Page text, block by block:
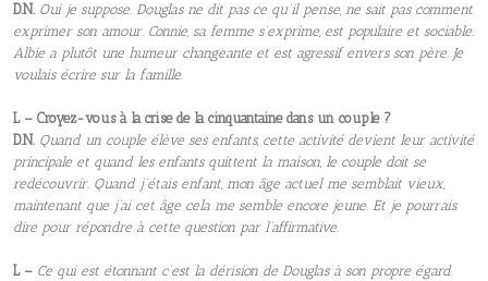
D.N. Oui je suppose. Douglas ne dit pas ce qu’il pense, ne sait pas comment
exprimer son amour. Connie, sa femme s’exprime, est populaire et sociable.
Albie a plutôt une humeur changeante et est agressif envers son père. Je
voulais écrire sur la famille.
L – Croyez-vous à la crise de la cinquantaine dans un couple ?
D.N. Quand un couple élève ses enfants, cette activité devient leur activité
principale et quand les enfants quittent la maison, le couple doit se
redécouvrir. Quand j’étais enfant, mon âge actuel me semblait vieux,
maintenant que j’ai cet âge cela me semble encore jeune. Et je pourrais
dire pour répondre à cette question par l’affirmative.
L – Ce qui est étonnant c’est la dérision de Douglas à son propre égard.